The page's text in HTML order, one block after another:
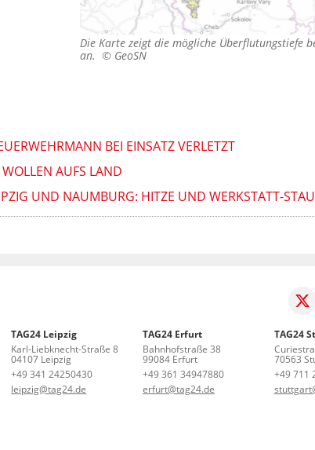
Die Karte zeigt die mögliche Überflutungstiefe
an. © GeoSN
BEI EINSATZ VERLETZT
AUFS LAND
UND NAUMBURG: HITZE UND WERKSTATT-STAU
TAG24 Leipzig
Karl-Liebknecht-Straße 8
04107 Leipzig
+49 341 24250430
leipzig@tag24.de
TAG24 Erfurt
Bahnhofstraße 38
99084 Erfurt
+49 361 34947880
erfurt@tag24.de
TAG24
70563
+49 711